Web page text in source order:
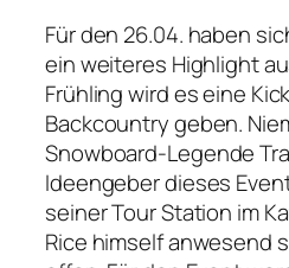
Für den 26.04. haben
ein weiteres Highlight
Frühling wird es eine
Backcountry geben.
Snowboard-Legende
Ideengeber dieses
seiner Tour Station im
Rice himself anwesend